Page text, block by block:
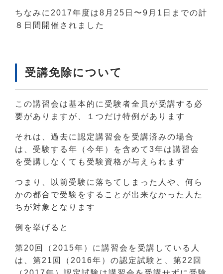
ちなみに2017年度は8月25日〜9月1日までの計
８日間開催されました
受講免除について
この講習会は基本的に受験者全員が受講する必
要がありますが、１つだけ特例があります
それは、過去に認定講習会を受講済みの場合
は、受験する年（今年）を含めて3年は講習会
を受講しなくても受験資格が与えられます
つまり、以前受験に落ちてしまった人や、何ら
かの都合で受験をすることが出来なかった人た
ちが対象となります
例を挙げると
第20回（2015年）に講習会を受講している人
は、第21回（2016年）の認定試験と、第22回